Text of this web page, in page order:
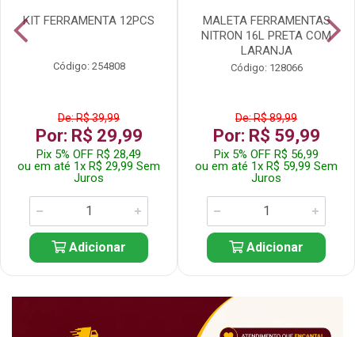
KIT FERRAMENTA 12PCS
Código: 254808
De: R$ 39,99
Por: R$ 29,99
Pix 5% OFF R$ 28,49
ou em até 1x R$ 29,99 Sem
Juros
Adicionar
MALETA FERRAMENTAS
NITRON 16L PRETA COM
LARANJA
Código: 128066
De: R$ 89,99
Por: R$ 59,99
Pix 5% OFF R$ 56,99
ou em até 1x R$ 59,99 Sem
Juros
Adicionar